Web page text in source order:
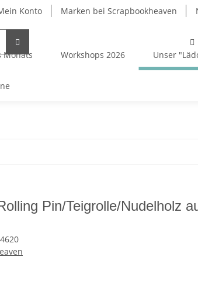
Konto Marken bei Scrapbookheaven
Monats Workshops 2026 Unser
Pin/Teigrolle/Nudelholz